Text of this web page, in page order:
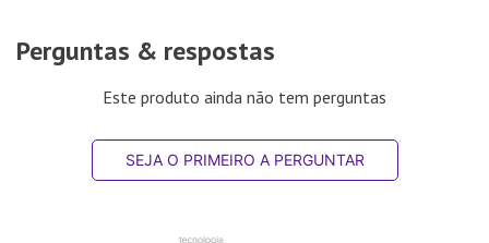
Perguntas & respostas
Este produto ainda não tem perguntas
SEJA O PRIMEIRO A PERGUNTAR